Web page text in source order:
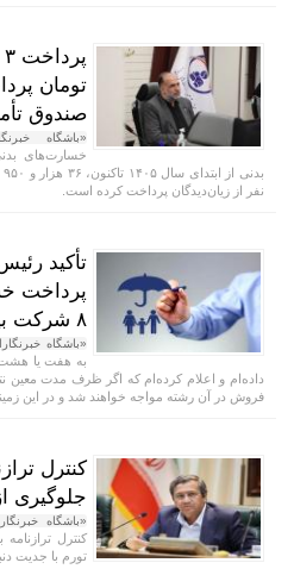
تومان
صندوق
«باشگاه
خسارت‌های
نفر از زیان‌دیدگان پرداخت کرده است.
تأکید
پرداخت
۸ شرکت‌ بیمه برای اصلاح عملکرد
«باشگاه
به هفت یا هشت
داده‌ام و اعلام کرده‌ام که اگر ظرف مدت معین
فروش در آن رشته مواجه خواهند شد و در این
کنترل
جلوگیری
«باشگاه
کنترل
تورم با جدیت